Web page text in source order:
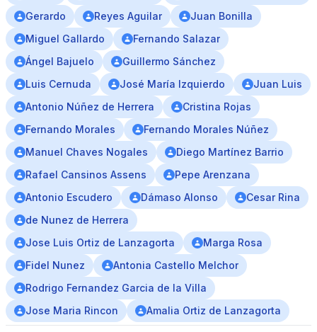
Gerardo
Reyes Aguilar
Juan Bonilla
Miguel Gallardo
Fernando Salazar
Ángel Bajuelo
Guillermo Sánchez
Luis Cernuda
José María Izquierdo
Juan Luis
Antonio Núñez de Herrera
Cristina Rojas
Fernando Morales
Fernando Morales Núñez
Manuel Chaves Nogales
Diego Martínez Barrio
Rafael Cansinos Assens
Pepe Arenzana
Antonio Escudero
Dámaso Alonso
Cesar Rina
de Nunez de Herrera
Jose Luis Ortiz de Lanzagorta
Marga Rosa
Fidel Nunez
Antonia Castello Melchor
Rodrigo Fernandez Garcia de la Villa
Jose Maria Rincon
Amalia Ortiz de Lanzagorta